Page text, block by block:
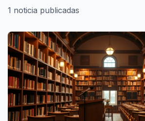
1 noticia publicadas